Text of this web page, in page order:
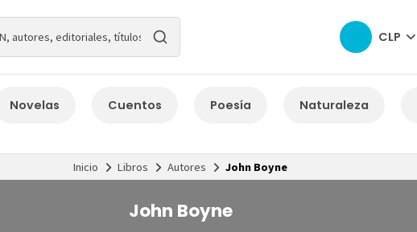
CLP
Novelas Cuentos Poesía Naturaleza
Inicio Libros Autores John Boyne
John Boyne